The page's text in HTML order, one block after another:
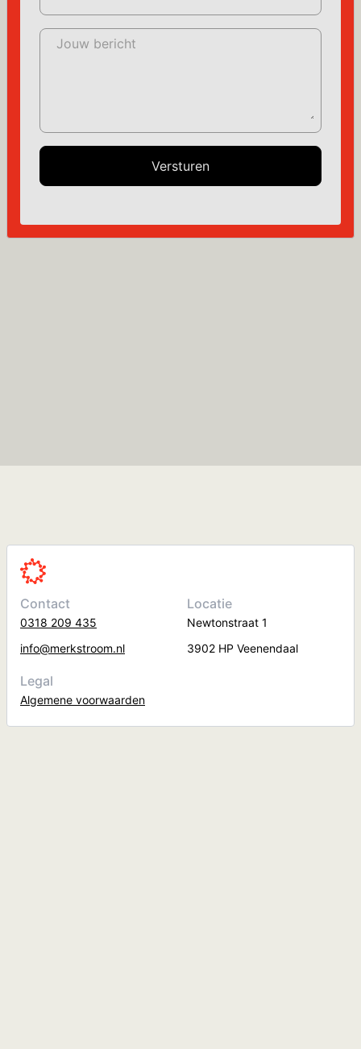
Jouw bericht
Versturen
Contact
0318 209 435
info@merkstroom.nl
Locatie
Newtonstraat 1
3902 HP Veenendaal
Legal
Algemene voorwaarden